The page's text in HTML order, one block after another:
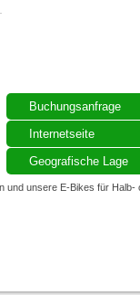
Buchungsanfrage
Internetseite
Geografische Lage
und unsere E-Bikes für